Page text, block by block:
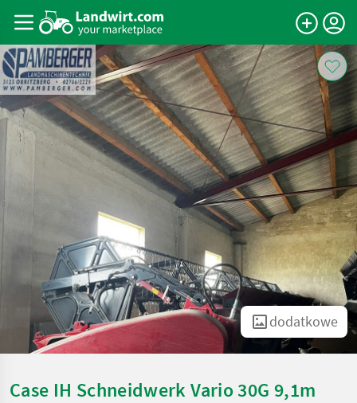
dodatkowe
Case IH Schneidwerk Vario 30G 9,1m